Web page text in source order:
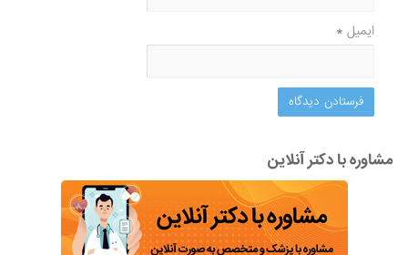
ایمیل*
مشاوره با دکتر آنلاین